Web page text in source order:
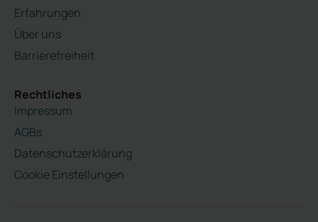
Erfahrungen
Über uns
Barrierefreiheit
Rechtliches
Impressum
AGBs
Datenschutzerklärung
Cookie Einstellungen